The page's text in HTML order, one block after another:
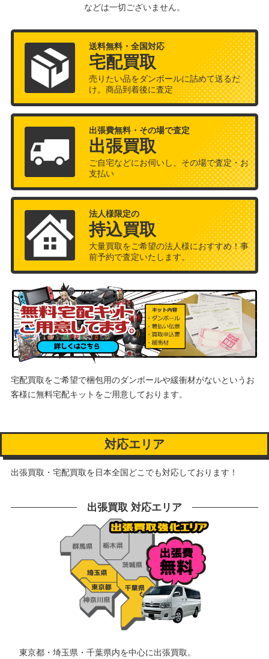
などは一切ございません。
送料無料・全国対応
宅配買取
売りたい品をダンボールに詰めて送るだ
け。商品到着後に査定
出張費無料・その場で査定
出張買取
ご自宅などにお伺いし、その場で査定・お
支払い
法人様限定の
持込買取
大量買取をご希望の法人様におすすめ！事
前予約で査定いたします。
宅配買取をご希望で梱包用のダンボールや緩衝材がないというお
客様に無料宅配キットをご用意しております。
対応エリア
出張買取・宅配買取を日本全国どこでも対応しております！
出張買取 対応エリア
東京都・埼玉県・千葉県内を中心に出張買取。